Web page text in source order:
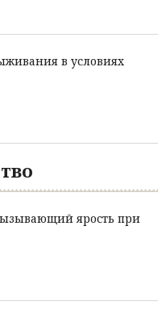
в условиях
ярость при